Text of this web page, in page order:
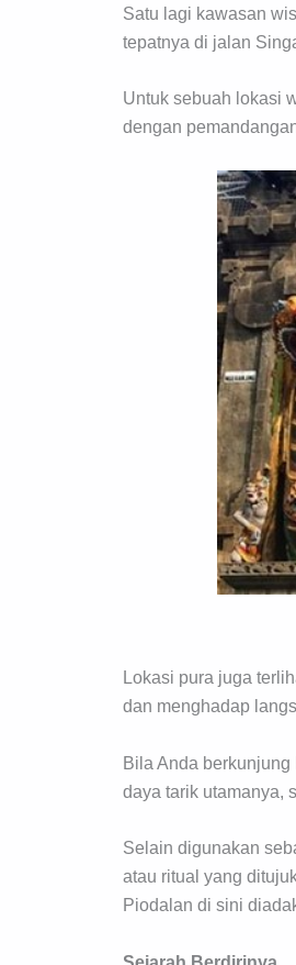
Satu lagi kawasan
tepatnya di jalan
Untuk sebuah lokasi
dengan
Lokasi pura juga
dan menghadap
Bila Anda
daya tarik utamanya,
Selain digunakan
atau ritual yang
Piodalan di sini